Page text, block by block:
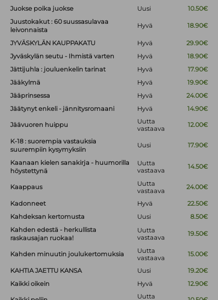
Juokse poika juokse
Uusi
10.50€
Juustokakut : 60 suussasulavaa
leivonnaista
Hyvä 18.90€
JYVÄSKYLÄN KAUPPAKATU Hyvä
29.90€
Jyväskylän seutu - Ihmistä varten
Hyvä
18.90€
Jättijuhla : jouluenkelin tarinat
Hyvä
17.90€
Jääkylmä
Hyvä
19.90€
Jääprinsessa
Hyvä
24.00€
Jäätynyt enkeli - jännitysromaani
Hyvä 14.90€
Jäävuoren huippu
Uutta
vastaava
12.00€
K-18 : suorempia vastauksia
suurempiin kysymyksiin
Uusi 17.90€
Kaanaan kielen sanakirja - huumorilla
höystettynä
Uutta
vastaava
14.50€
Kaappaus
Uutta
vastaava
24.00€
Kadonneet Hyvä
22.50€
Kahdeksan kertomusta
Uusi
8.50€
Kahden edestä - herkullista
raskausajan ruokaa!
Uutta
vastaava
19.50€
Kahden minuutin joulukertomuksia
Uutta
vastaava
15.00€
KAHTIA JAETTU KANSA Uusi
19.20€
Kaikki oikein
Hyvä 12.90€
Uutta